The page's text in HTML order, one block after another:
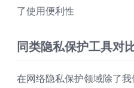
了使用便利性
同类隐私保护工具对
在网络隐私保护领域除了